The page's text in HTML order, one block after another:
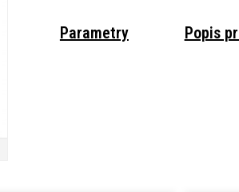
Parametry Popis